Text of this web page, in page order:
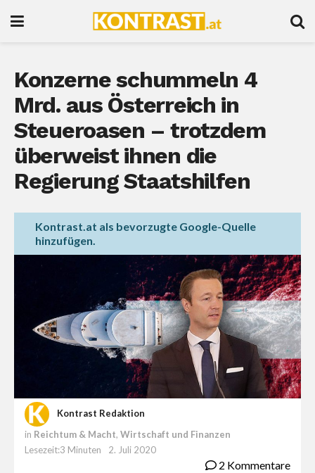
Konzerne schummeln 4
Mrd. aus Österreich in
Steueroasen – trotzdem
überweist ihnen die
Regierung Staatshilfen
Kontrast.at als bevorzugte Google-Quelle
hinzufügen.
Kontrast Redaktion
in Reichtum & Macht, Wirtschaft und Finanzen
Lesezeit:3 Minuten
2. Juli 2020
2 Kommentare